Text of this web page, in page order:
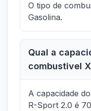
O tipo de
Gasolina.
Qual a
combustivel
A capacidade
R-Sport 2.0 é